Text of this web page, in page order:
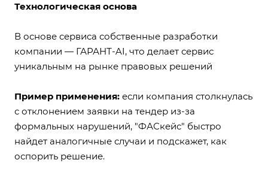
Технологическая основа
В основе сервиса собственные разработки
компании — ГАРАНТ-AI, что делает сервис
уникальным на рынке правовых решений
Пример применения: если компания столкнулась
с отклонением заявки на тендер из-за
формальных нарушений, "ФАСкейс" быстро
найдет аналогичные случаи и подскажет, как
оспорить решение.